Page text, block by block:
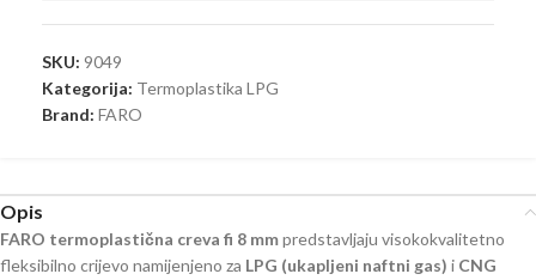
SKU: 9049
Kategorija: Termoplastika LPG
Brand: FARO
Opis
FARO termoplastična creva fi 8 mmpredstavljaju visokokvalitetno
fleksibilno crijevo namijenjeno za LPG (ukapljeni naftni gas) i CNG